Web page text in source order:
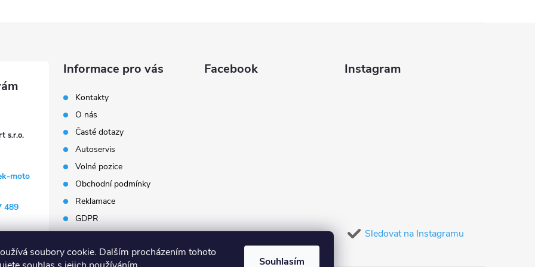
soubory cookie. Dalším procházením tohoto
Souhlasím
s.r.o.
moto
489
Informace pro vás
Kontakty
O nás
Časté dotazy
Autoservis
Volné pozice
Obchodní podmínky
Reklamace
GDPR
Motorsport Český Krumlov
Facebook Instagram
Sledovat na Instagramu